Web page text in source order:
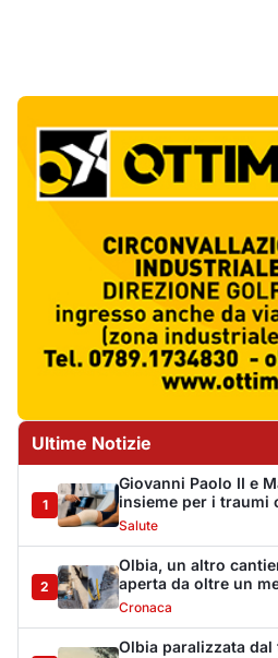
Ultime Notizie
1
Giovanni Paolo II e
insieme per i traumi
Salute
2
Olbia, un altro
aperta da oltre un
Cronaca
Olbia paralizzata